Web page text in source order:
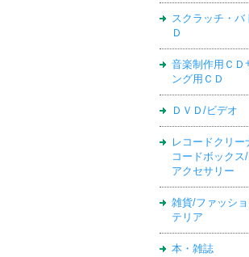
スクラッチ・バ
Ｄ
音楽制作用ＣＤ
ング用ＣＤ
ＤＶＤ/ビデオ
レコードクリー
コードボックス
アクセサリー
雑貨/ファッシ
テリア
本・雑誌